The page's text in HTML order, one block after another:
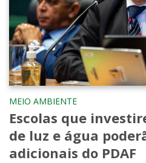
MEIO AMBIENTE
Escolas que
de luz e água
adicionais do PDAF